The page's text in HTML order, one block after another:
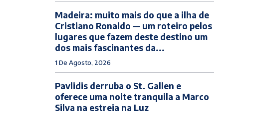
Madeira: muito mais do que a ilha de
Cristiano Ronaldo — um roteiro pelos
lugares que fazem deste destino um
dos mais fascinantes da...
1 De Agosto, 2026
Pavlidis derruba o St. Gallen e
oferece uma noite tranquila a Marco
Silva na estreia na Luz